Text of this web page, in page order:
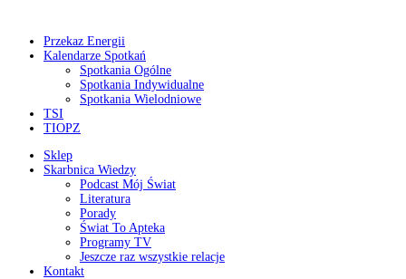
Przekaz Energii
Kalendarze Spotkań
Spotkania Ogólne
Spotkania Indywidualne
Spotkania Wielodniowe
TSI
TIOPZ
Sklep
Skarbnica Wiedzy
Podcast Mój Świat
Literatura
Porady
Świat To Apteka
Programy TV
Jeszcze raz wszystkie relacje
Kontakt